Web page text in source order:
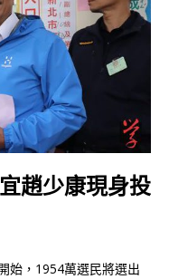
趙少康現身投
始，1954萬選民將選出